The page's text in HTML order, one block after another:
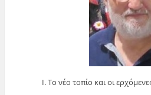
Ι. Το νέο τοπίο και οι